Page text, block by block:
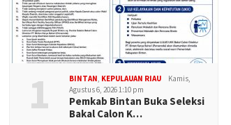
1 BINTAN KEPULAUAN RIAU
Kamis,
Agustus 6, 2026 1:10 pm
Pemkab Bintan Buka Seleksi
Bakal Calon K…